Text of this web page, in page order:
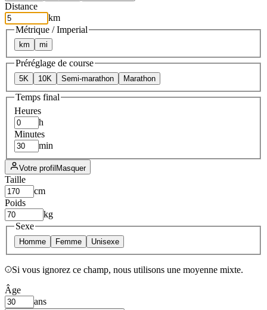
Distance
km
Métrique / Imperial
km mi
Préréglage de course
5K 10K Semi-marathon Marathon
Temps final
Heures
h
Minutes
min
Votre profil Masquer
Taille
cm
Poids
kg
Sexe
Homme Femme Unisexe
Si vous ignorez ce champ, nous utilisons une moyenne mixte.
Âge
ans